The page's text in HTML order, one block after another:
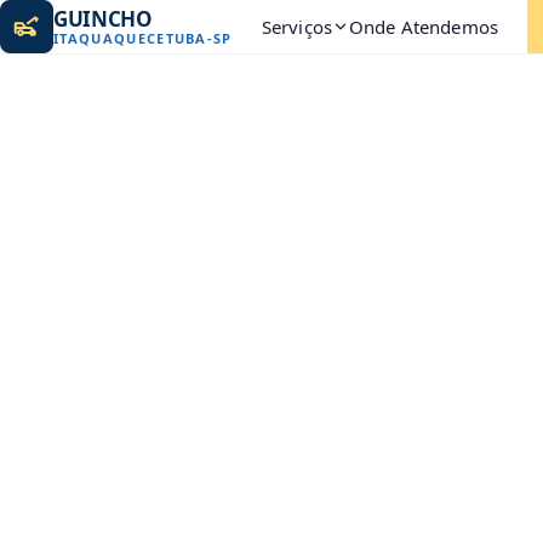
GUINCHO
ITAQUAQUECETUBA-SP Serviços Onde Atendemos